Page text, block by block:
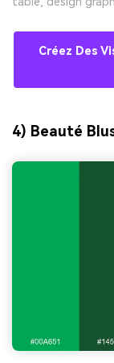
Créez Des
4) Beauté